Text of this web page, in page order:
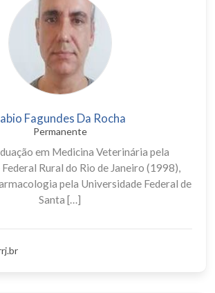
Fagundes Da Rocha
Permanente
em Medicina Veterinária pela
Rural do Rio de Janeiro (1998),
pela Universidade Federal de
Santa […]